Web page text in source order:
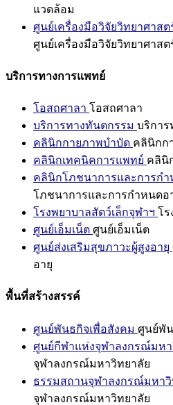
แวดล้อม
ศูนย์เครื่องมือวิจัยวิทยาศาสต
ศูนย์เครื่องมือวิจัยวิทยาศาสต
บริการทางการแพทย์
โอสถศาลา โอสถศาลา
บริการทางทันตกรรม บริการ
คลินิกกายภาพบำบัด คลินิกก
คลินิกเทคนิคการแพทย์ คลินิ
คลินิกโภชนาการและการกำ
โภชนาการและการกำหนดอ
โรงพยาบาลสัตว์เล็กจุฬาฯ โร
ศูนย์เอ็มเน็ต ศูนย์เอ็มเน็ต
ศูนย์ส่งเสริมสุขภาวะผู้สูงอายุ
อายุ
พื้นที่สร้างสรรค์
ศูนย์พันธกิจเพื่อสังคม ศูนย์พั
ศูนย์กีฬาแห่งจุฬาลงกรณ์มหา
จุฬาลงกรณ์มหาวิทยาลัย
ธรรมสถานจุฬาลงกรณ์มหาวิ
จุฬาลงกรณ์มหาวิทยาลัย